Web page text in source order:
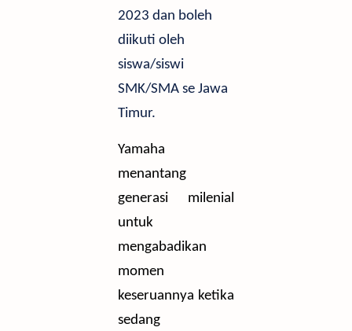
2023 dan boleh
diikuti oleh
siswa/siswi
SMK/SMA se Jawa
Timur.
Yamaha
menantang
generasi milenial
untuk
mengabadikan
momen
keseruannya ketika
sedang